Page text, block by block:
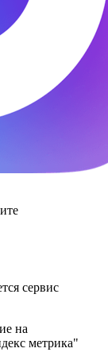
сервис
на
метрика"